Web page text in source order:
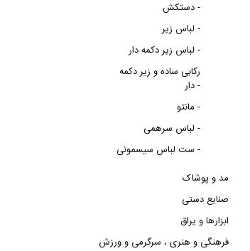
دستکش -
لباس زیر -
لباس زیر دکمه دار -
رکابی ساده و زیر دکمه
دار -
مانتو -
لباس سرهمی -
ست لباس سیسمونی -
مد و پوشاک
صنایع دستی
ابزارها و یراق
فرهنگی و هنری ، سرگرمی و ورزش